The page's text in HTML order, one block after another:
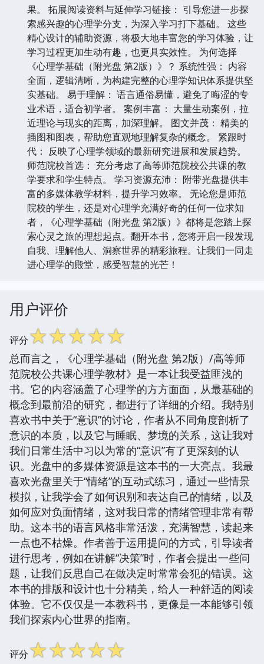
果。 拓展阅读资料与延伸学习链接： 引导您进一步探
索感兴趣的心理学分支，为深入学习打下基础。 这些
精心设计的辅助资源，将极大地丰富您的学习体验，让
学习过程更加生动有趣，也更具实效性。 为何选择
《心理学基础（附光盘 第2版）》？ 系统性强： 内容
全面，逻辑清晰，为构建完整的心理学知识体系提供坚
实基础。 易于理解： 语言通俗易懂，避免了晦涩的专
业术语，适合初学者。 案例丰富： 大量生动案例，拉
近理论与现实的距离，加深理解。 图文并茂： 精美的
插图和图表，帮助您直观地理解复杂的概念。 紧跟时
代： 反映了心理学领域的最新研究进展和发展趋势。
师范院校首选： 充分考虑了高等师范院校公共课的教
学要求和学生特点。 学习资源充沛： 附带光盘提供丰
富的多媒体教学材料，提升学习效率。 无论您是师范
院校的学生，还是对心理学充满好奇的任何一位求知
者，《心理学基础（附光盘 第2版）》都将是您踏上探
索心灵之旅的理想起点。翻开本书，您将开启一段发现
自我、理解他人、洞察世界的精彩旅程。让我们一同走
进心理学的殿堂，感受智慧的光芒！
用户评价
评分☆☆☆☆☆
总而言之，《心理学基础（附光盘 第2版）/高等师
范院校公共课心理学教材》是一本让我受益匪浅的
书。它的内容涵盖了心理学的方方面面，从最基础的
概念到最前沿的研究，都进行了详细的介绍。我特别
喜欢书中关于“意识”的讨论，作者从不同角度剖析了
意识的本质，以及它与睡眠、梦境的关系，这让我对
我们日常生活中习以为常的“意识”有了更深刻的认
识。光盘中的多媒体资源是这本书的一大亮点。我最
喜欢光盘里关于“情绪”的互动式练习，通过一些情景
模拟，让我学会了如何识别和表达自己的情绪，以及
如何应对负面情绪，这对我日常的情绪管理非常有帮
助。这本书的语言风格非常活泼，充满智慧，读起来
一点也不枯燥。作者善于运用提问的方式，引导读者
进行思考，例如在讲解“决策”时，作者会提出一些问
题，让我们反思自己在做决定时常常会犯的错误。这
本书的排版和设计也十分精美，给人一种舒适的阅读
体验。它不仅仅是一本教科书，更像是一本能够引领
我们探索内心世界的指南。
评分☆☆☆☆☆